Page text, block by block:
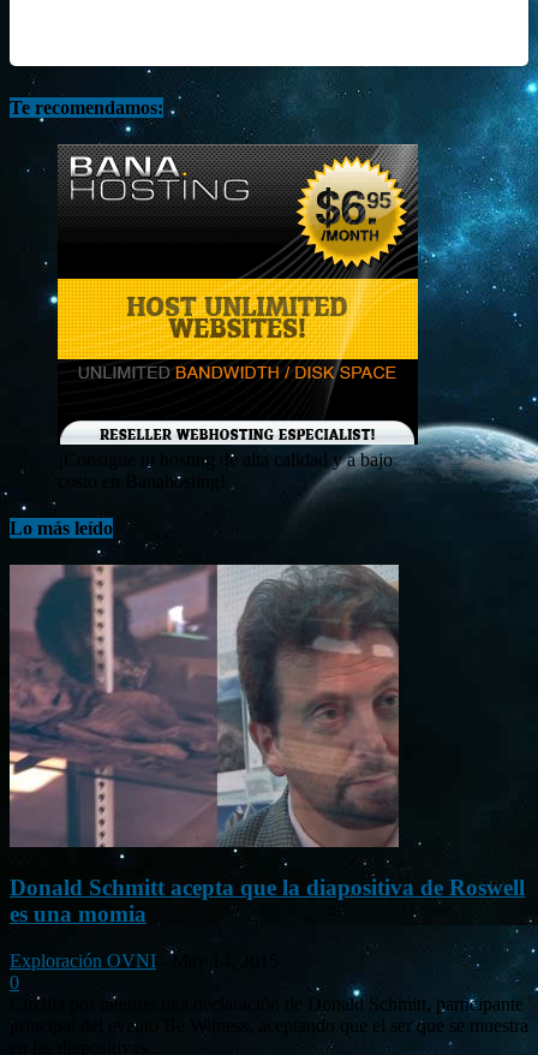
Te recomendamos:
¡Consigue tu hosting de alta calidad y a bajo
costo en Banahosting!
Lo más leído
Donald Schmitt acepta que la diapositiva de Roswell
es una momia
Exploración OVNI - May 14, 2015
0
Circula por internet una declaración de Donald Schmitt, participante
principal del evento Be Witness, aceptando que el ser que se muestra